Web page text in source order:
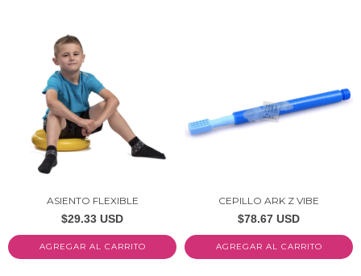
ASIENTO FLEXIBLE
$29.33 USD
AGREGAR AL CARRITO
CEPILLO ARK Z VIBE
$78.67 USD